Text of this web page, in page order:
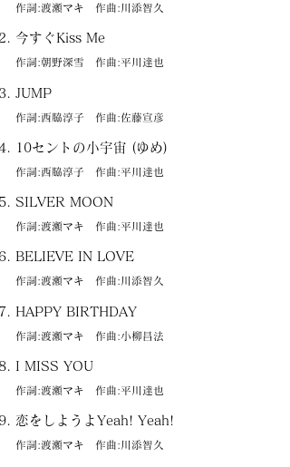
作詞:渡瀬マキ 作曲:川添智久
今すぐKiss Me
作詞:朝野深雪 作曲:平川達也
JUMP
作詞:西脇淳子 作曲:佐藤宣彦
10セントの小宇宙 (ゆめ)
作詞:西脇淳子 作曲:平川達也
SILVER MOON
作詞:渡瀬マキ 作曲:平川達也
BELIEVE IN LOVE
作詞:渡瀬マキ 作曲:川添智久
HAPPY BIRTHDAY
作詞:渡瀬マキ 作曲:小柳昌法
I MISS YOU
作詞:渡瀬マキ 作曲:平川達也
恋をしようよYeah! Yeah!
作詞:渡瀬マキ 作曲:川添智久